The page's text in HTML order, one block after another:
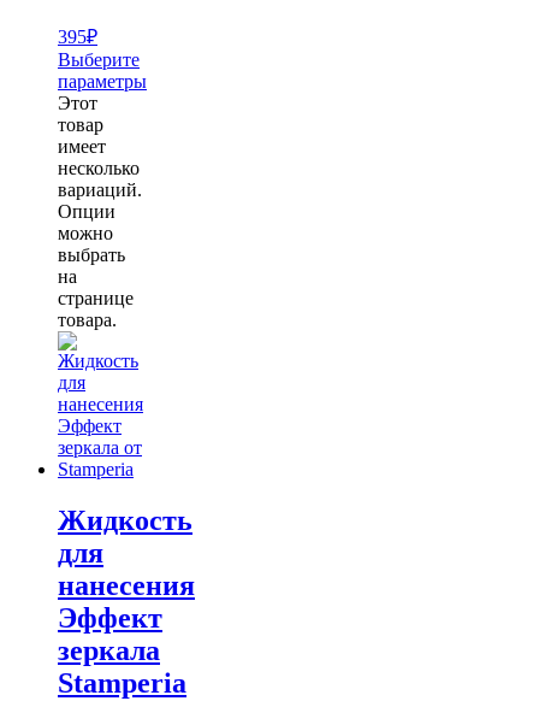
395₽
Выберите
параметры
Этот
товар
имеет
несколько
вариаций.
Опции
можно
выбрать
на
странице
товара.
Жидкость
для
нанесения
Эффект
зеркала
Stamperia